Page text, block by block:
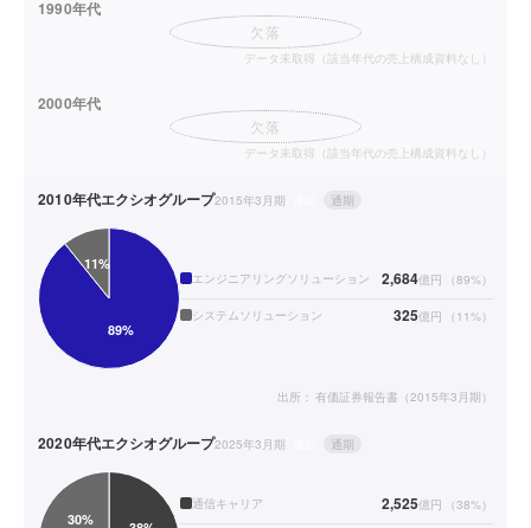
1990年代
欠落
データ未取得（該当年代の売上構成資料なし）
2000年代
欠落
データ未取得（該当年代の売上構成資料なし）
2010年代エクシオグループ2015年3月期 通期
エンジニアリングソリューション 2,684億円 （89%）
システムソリューション 325億円 （ 11%）
出所： 有価証券報告書（2015年3月期）
2020年代エクシオグループ2025年3月期 通期
通信キャリア 2,525億円 （38%）